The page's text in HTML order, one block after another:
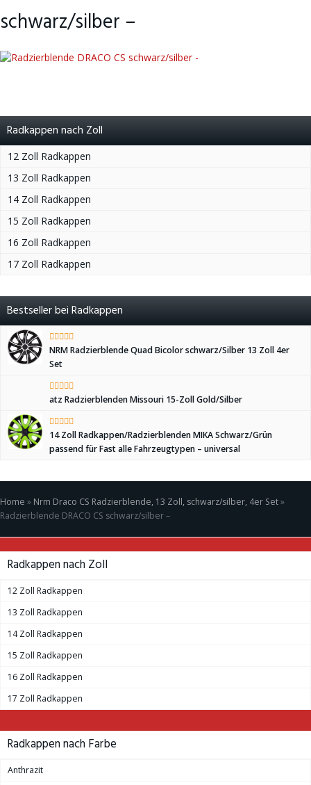
schwarz/silber –
Radkappen nach Zoll
12 Zoll Radkappen
13 Zoll Radkappen
14 Zoll Radkappen
15 Zoll Radkappen
16 Zoll Radkappen
17 Zoll Radkappen
Bestseller bei Radkappen
NRM Radzierblende Quad Bicolor schwarz/Silber 13 Zoll 4er
Set
atz Radzierblenden Missouri 15-Zoll Gold/Silber
14 Zoll Radkappen/Radzierblenden MIKA Schwarz/Grün
passend für Fast alle Fahrzeugtypen – universal
Home » Nrm Draco CS Radzierblende, 13 Zoll, schwarz/silber, 4er Set»
Radzierblende DRACO CS schwarz/silber –
Radkappen nach Zoll
12 Zoll Radkappen
13 Zoll Radkappen
14 Zoll Radkappen
15 Zoll Radkappen
16 Zoll Radkappen
17 Zoll Radkappen
Radkappen nach Farbe
Anthrazit